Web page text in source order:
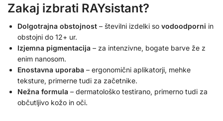
Zakaj izbrati RAYsistant?
Dolgotrajna obstojnost – številni izdelki so vodoodporni in
obstojni do 12+ ur.
Izjemna pigmentacija – za intenzivne, bogate barve že z
enim nanosom.
Enostavna uporaba – ergonomični aplikatorji, mehke
teksture, primerne tudi za začetnike.
Nežna formula – dermatološko testirano, primerno tudi za
občutljivo kožo in oči.